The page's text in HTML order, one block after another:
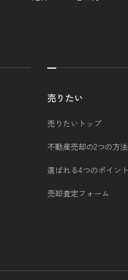
売りたい
売りたいトップ
不動産売却の2つの方法
選ばれる4つのポイント
売却査定フォーム